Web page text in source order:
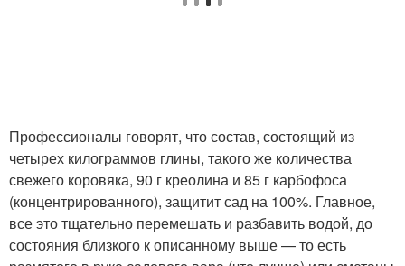
Профессионалы говорят, что состав, состоящий из
четырех килограммов глины, такого же количества
свежего коровяка, 90 г креолина и 85 г карбофоса
(концентрированного), защитит сад на 100%. Главное,
все это тщательно перемешать и разбавить водой, до
состояния близкого к описанному выше — то есть